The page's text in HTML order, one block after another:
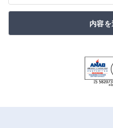
内容